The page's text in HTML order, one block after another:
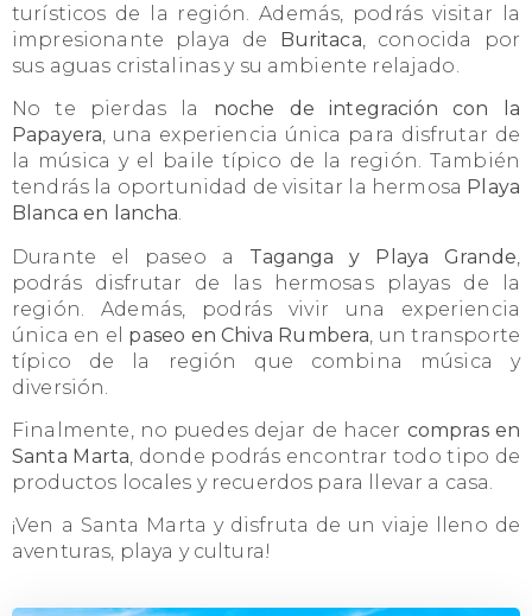
turísticos de la región. Además, podrás visitar la
impresionante playa de Buritaca, conocida por
sus aguas cristalinas y su ambiente relajado.
No te pierdas la noche de integración con la
Papayera, una experiencia única para disfrutar de
la música y el baile típico de la región. También
tendrás la oportunidad de visitar la hermosa Playa
Blanca en lancha.
Durante el paseo a Taganga y Playa Grande
podrás disfrutar de las hermosas playas de la
región. Además, podrás vivir una experiencia
única en el paseo en Chiva Rumbera , un transporte
típico de la región que combina música y
diversión.
Finalmente, no puedes dejar de hacer compras en
Santa Marta, donde podrás encontrar todo tipo de
productos locales y recuerdos para llevar a casa.
¡Ven a Santa Marta y disfruta de un viaje lleno de
aventuras, playa y cultura!